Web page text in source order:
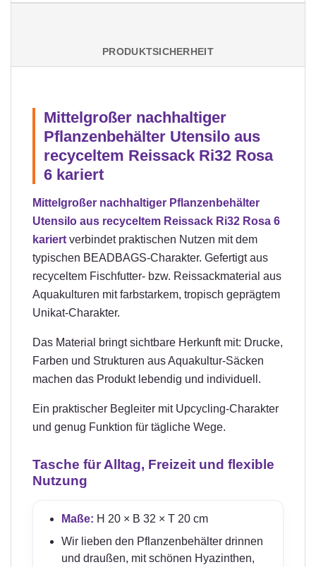
PRODUKTSICHERHEIT
Mittelgroßer nachhaltiger
Pflanzenbehälter Utensilo aus
recyceltem Reissack Ri32 Rosa
6 kariert
Mittelgroßer nachhaltiger Pflanzenbehälter
Utensilo aus recyceltem Reissack Ri32 Rosa 6
kariert verbindet praktischen Nutzen mit dem
typischen BEADBAGS-Charakter. Gefertigt aus
recyceltem Fischfutter- bzw. Reissackmaterial aus
Aquakulturen mit farbstarkem, tropisch geprägtem
Unikat-Charakter.
Das Material bringt sichtbare Herkunft mit: Drucke,
Farben und Strukturen aus Aquakultur-Säcken
machen das Produkt lebendig und individuell.
Ein praktischer Begleiter mit Upcycling-Charakter
und genug Funktion für tägliche Wege.
Tasche für Alltag, Freizeit und flexible
Nutzung
Maße: H 20 × B 32 × T 20 cm
Wir lieben den Pflanzenbehälter drinnen
und draußen, mit schönen Hyazinthen,